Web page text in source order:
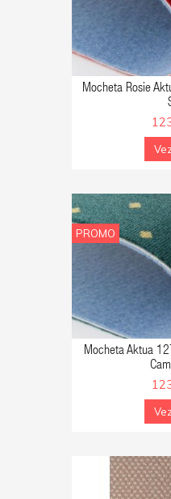
Mocheta Rosie
PROMO
Mocheta Aktua